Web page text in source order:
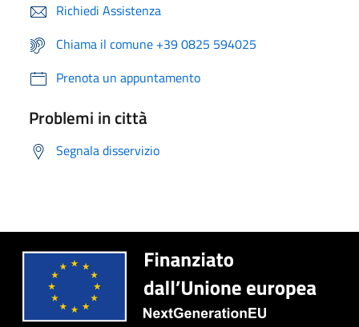
Richiedi Assistenza
Chiama il comune +39 0825 594025
Prenota un appuntamento
Problemi in città
Segnala disservizio